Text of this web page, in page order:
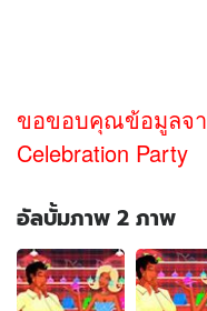
ขอขอบคุณข้อมูลจา
Celebration Party
อัลบั้มภาพ 2 ภาพ
อัลบั้ม
ภาพ